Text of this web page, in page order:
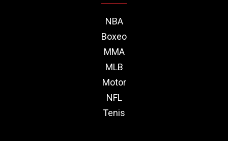
NBA
Boxeo
MMA
MLB
Motor
NFL
Tenis